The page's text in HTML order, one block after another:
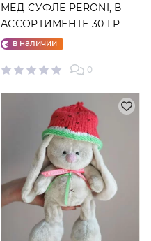
МЕД-СУФЛЕ PERONI, В
АССОРТИМЕНТЕ 30 ГР
в наличии
0